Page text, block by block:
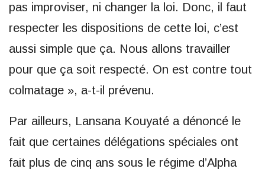
pas improviser, ni changer la loi. Donc, il faut
respecter les dispositions de cette loi, c’est
aussi simple que ça. Nous allons travailler
pour que ça soit respecté. On est contre tout
colmatage », a-t-il prévenu.
Par ailleurs, Lansana Kouyaté a dénoncé le
fait que certaines délégations spéciales ont
fait plus de cinq ans sous le régime d’Alpha